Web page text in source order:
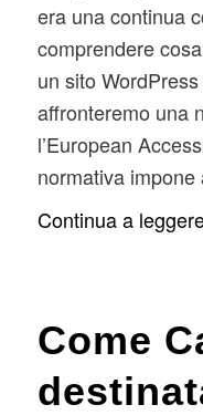
era una continua
comprendere
un sito
affronteremo una
l’European
normativa
Continua a
Come